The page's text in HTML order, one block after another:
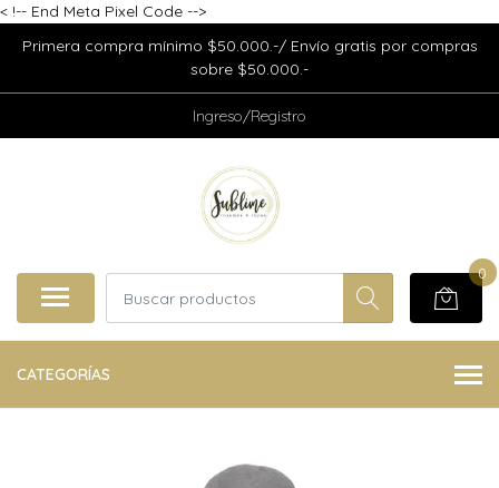
< !-- End Meta Pixel Code -->
Primera compra mínimo $50.000.-/ Envío gratis por compras
sobre $50.000.-
Ingreso/Registro
0
CATEGORÍAS